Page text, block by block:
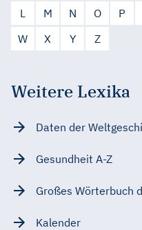
L
M N O P
W
X Y Z
Weitere Lexika
Daten der
Gesundheit A-Z
Großes Wörterbuch
Kalender